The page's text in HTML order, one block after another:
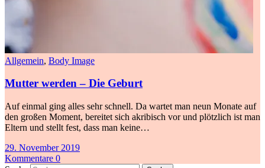
Allgemein, Body Image
Mutter werden – Die Geburt
Auf einmal ging alles sehr schnell. Da wartet man neun Monate auf
den großen Moment, bereitet sich akribisch vor und plötzlich ist man
Eltern und stellt fest, dass man keine…
29. November 2019
Kommentare 0